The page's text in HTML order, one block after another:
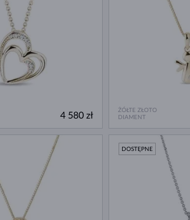
4 580 zł
ŻÓŁTE ZŁOTO
DIAMENT
DOSTĘPNE